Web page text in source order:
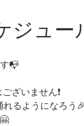
ジュー
📭
ざいません❗
るようになろう